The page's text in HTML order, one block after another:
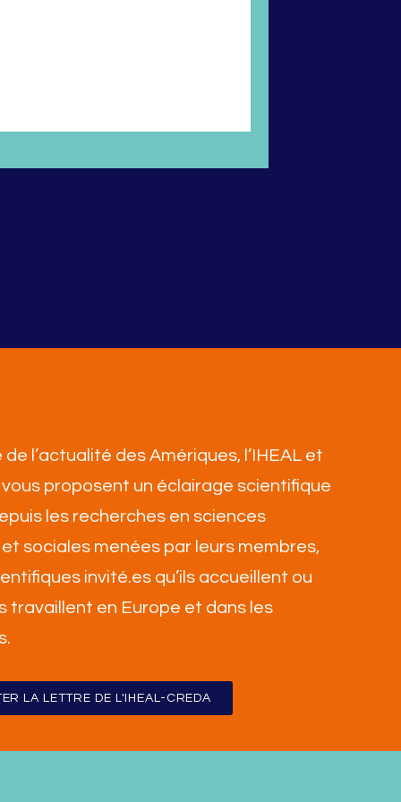
l’actualité des Amériques, l’IHEAL et
vous proposent un éclairage scientifique
les recherches en sciences
sociales menées par leurs membres,
invité.es qu’ils accueillent ou
travaillent en Europe et dans les
.
LA LETTRE DE L'IHEAL-CREDA